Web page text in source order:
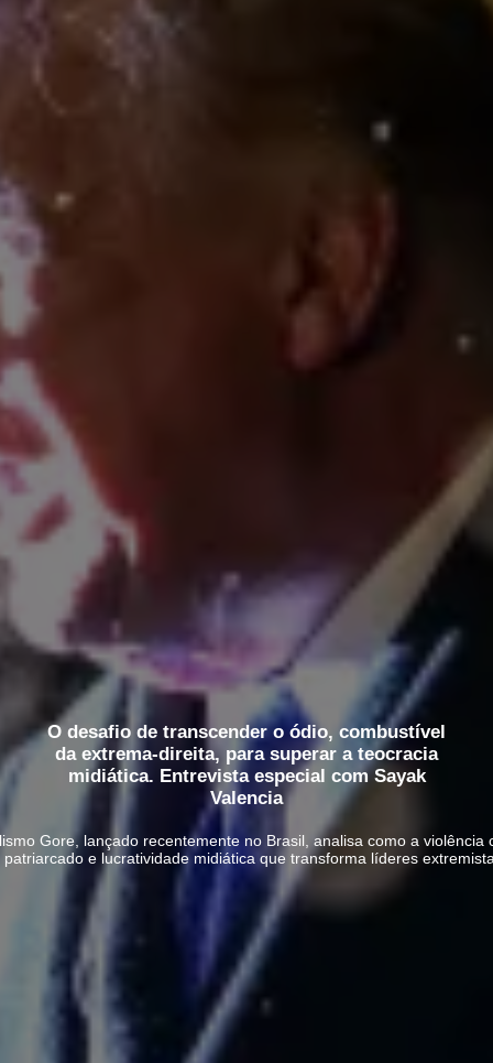
O desafio de transcender o ódio, combustível
da extrema-direita, para superar a teocracia
midiática. Entrevista especial com Sayak
Valencia
Gore, lançado recentemente no Brasil, analisa como a
e lucratividade midiática que transforma líderes